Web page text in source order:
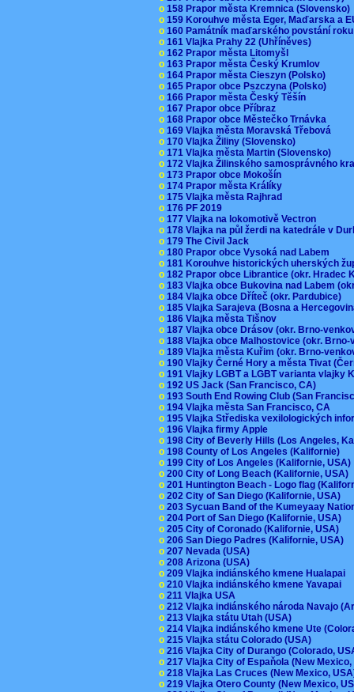
o 158 Prapor města Kremnica (Slovensko)
o 159 Korouhve města Eger, Maďarska a
o 160 Památník maďarského povstání
o 161 Vlajka Prahy 22 (Uhříněves)
o 162 Prapor města Litomyšl
o 163 Prapor města Český Krumlov
o 164 Prapor města Cieszyn (Polsko)
o 165 Prapor obce Pszczyna (Polsko)
o 166 Prapor města Český Těšín
o 167 Prapor obce Příbraz
o 168 Prapor obce Městečko Trnávka
o 169 Vlajka města Moravská Třebová
o 170 Vlajka Žiliny (Slovensko)
o 171 Vlajka města Martin (Slovensko)
o 172 Vlajka Žilinského samosprávného
o 173 Prapor obce Mokošín
o 174 Prapor města Králíky
o 175 Vlajka města Rajhrad
o 176 PF 2019
o 177 Vlajka na lokomotivě Vectron
o 178 Vlajka na půl žerdi na katedrále v
o 179 The Civil Jack
o 180 Prapor obce Vysoká nad Labem
o 181 Korouhve historických uherských
o 182 Prapor obce Librantice (okr. Hradec
o 183 Vlajka obce Bukovina nad Labem
o 184 Vlajka obce Dříteč (okr. Pardubice)
o 185 Vlajka Sarajeva (Bosna a
o 186 Vlajka města Tišnov
o 187 Vlajka obce Drásov (okr. Brno-
o 188 Vlajka obce Malhostovice (okr.
o 189 Vlajka města Kuřim (okr. Brno-
o 190 Vlajky Černé Hory a města Tivat
o 191 Vlajky LGBT a LGBT varianta vlajky
o 192 US Jack (San Francisco, CA)
o 193 South End Rowing Club (San
o 194 Vlajka města San Francisco, CA
o 195 Vlajka Střediska vexilologických
o 196 Vlajka firmy Apple
o 198 City of Beverly Hills (Los Angeles,
o 198 County of Los Angeles (Kalifornie)
o 199 City of Los Angeles (Kalifornie,
o 200 City of Long Beach (Kalifornie, USA)
o 201 Huntington Beach - Logo flag
o 202 City of San Diego (Kalifornie, USA)
o 203 Sycuan Band of the Kumeyaay
o 204 Port of San Diego (Kalifornie, USA)
o 205 City of Coronado (Kalifornie, USA)
o 206 San Diego Padres (Kalifornie, USA)
o 207 Nevada (USA)
o 208 Arizona (USA)
o 209 Vlajka indiánského kmene Hualapai
o 210 Vlajka indiánského kmene Yavapai
o 211 Vlajka USA
o 212 Vlajka indiánského národa Navajo
o 213 Vlajka státu Utah (USA)
o 214 Vlajka indiánského kmene Ute
o 215 Vlajka státu Colorado (USA)
o 216 Vlajka City of Durango (Colorado,
o 217 Vlajka City of Espaňola (New
o 218 Vlajka Las Cruces (New Mexico,
o 219 Vlajka Otero County (New Mexico,